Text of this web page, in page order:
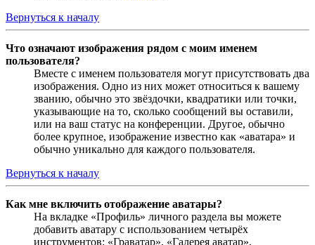
Вернуться к началу
Что означают изображения рядом с моим именем
пользователя?
Вместе с именем пользователя могут присутствовать два
изображения. Одно из них может относиться к вашему
званию, обычно это звёздочки, квадратики или точки,
указывающие на то, сколько сообщений вы оставили,
или на ваш статус на конференции. Другое, обычно
более крупное, изображение известно как «аватара» и
обычно уникально для каждого пользователя.
Вернуться к началу
Как мне включить отображение аватары?
На вкладке «Профиль» личного раздела вы можете
добавить аватару с использованием четырёх
инструментов: «Граватар», «Галерея аватар»,